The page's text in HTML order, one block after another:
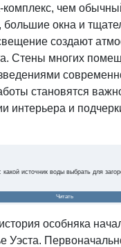
комплекс, чем
большие окна и
создают
Стены многих
становятся
интерьера и
источник воды выбрать для
Читать
особняка
Уэста.